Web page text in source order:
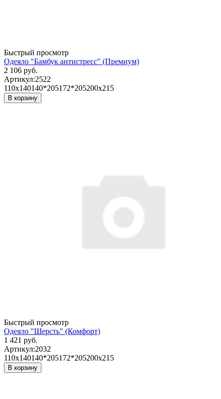
Быстрый просмотр
Одеяло "Бамбук антистресс" (Премиум)
2 106 руб.
Артикул:2522
110х140140*205172*205200х215
В корзину
Быстрый просмотр
Одеяло "Шерсть" (Комфорт)
1 421 руб.
Артикул:2032
110х140140*205172*205200х215
В корзину